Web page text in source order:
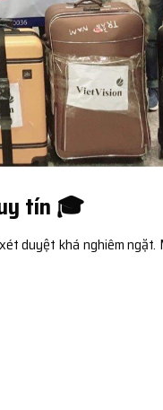
tín 🎓
duyệt khá nghiêm